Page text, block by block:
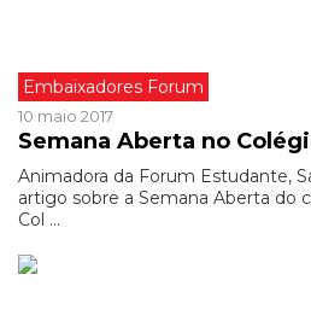
Embaixadores Forum
10 maio 2017
Semana Aberta no
Animadora da Forum Estudante,
artigo sobre a Semana Aberta do
Col ...